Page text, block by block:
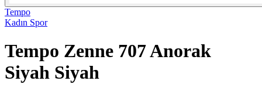
Tempo
Kadın Spor
Tempo Zenne 707 Anorak
Siyah Siyah